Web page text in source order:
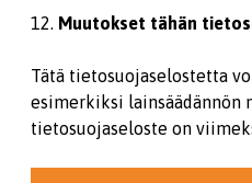
12. Muutokset tähän
Tätä tietosuojaselostetta
esimerkiksi lainsäädännön
tietosuojaseloste on